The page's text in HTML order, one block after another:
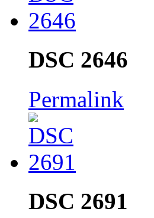
DSC 2646
Permalink
DSC 2691